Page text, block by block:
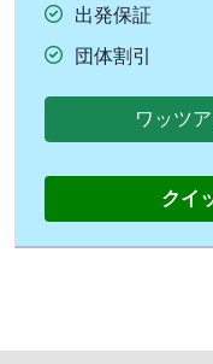
出発保証
団体割引
ワッツ
クイ